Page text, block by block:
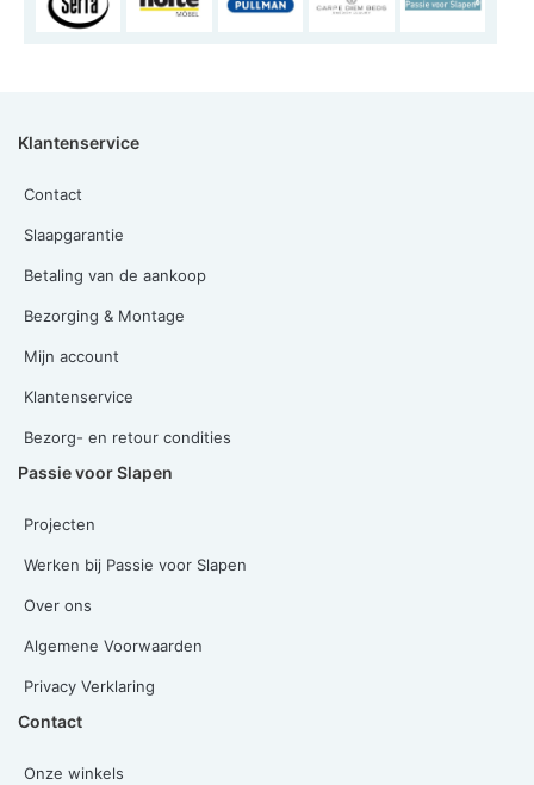
Klantenservice
Contact
Slaapgarantie
Betaling van de aankoop
Bezorging & Montage
Mijn account
Klantenservice
Bezorg- en retour condities
Passie voor Slapen
Projecten
Werken bij Passie voor Slapen
Over ons
Algemene Voorwaarden
Privacy Verklaring
Contact
Onze winkels